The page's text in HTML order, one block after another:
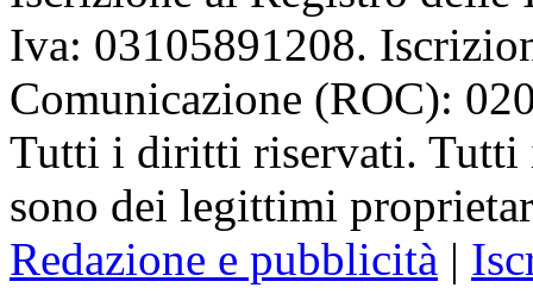
Iva: 03105891208.
Comunicazione (ROC):
Tutti i diritti riservati. Tutti
sono dei legittimi
Redazione e pubblicità |